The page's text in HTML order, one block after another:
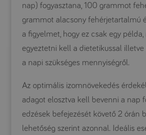
nap) fogyasztana, 100 grammot
grammot alacsony fehérjetartalmú
a figyelmet, hogy ez csak egy
egyeztetni kell a dietetikussal illetve
a napi szükséges mennyiségről.
Az optimális izomnövekedés
adagot elosztva kell bevenni a nap
edzések befejezését követő 2 órán
lehetőség szerint azonnal. Ideális